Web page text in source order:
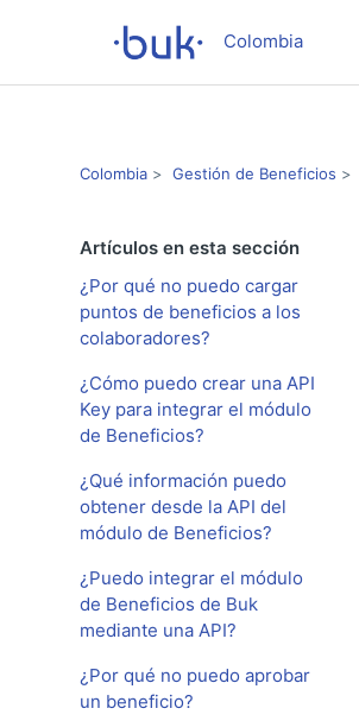
Colombia
Colombia Gestión de Beneficios
Artículos en esta sección
¿Por qué no puedo cargar
puntos de beneficios a los
colaboradores?
¿Cómo puedo crear una API
Key para integrar el módulo
de Beneficios?
¿Qué información puedo
obtener desde la API del
módulo de Beneficios?
¿Puedo integrar el módulo
de Beneficios de Buk
mediante una API?
¿Por qué no puedo aprobar
un beneficio?